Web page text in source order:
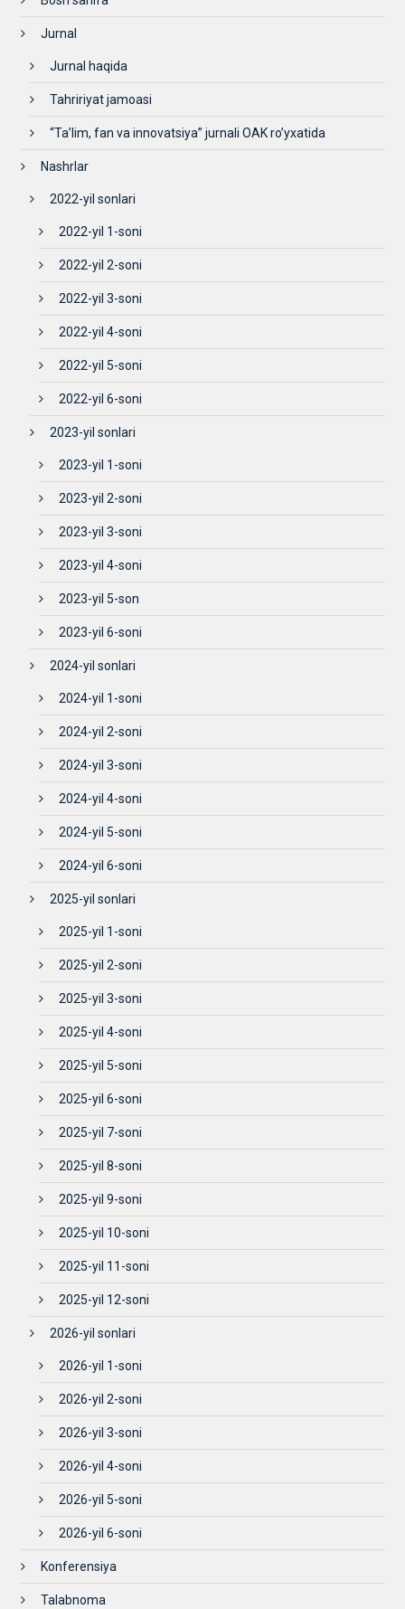
Jurnal
Jurnal haqida
Tahririyat jamoasi
“Ta’lim, fan va innovatsiya” jurnali OAK ro’yxatida
Nashrlar
2022-yil sonlari
2022-yil 1-soni
2022-yil 2-soni
2022-yil 3-soni
2022-yil 4-soni
2022-yil 5-soni
2022-yil 6-soni
2023-yil sonlari
2023-yil 1-soni
2023-yil 2-soni
2023-yil 3-soni
2023-yil 4-soni
2023-yil 5-son
2023-yil 6-soni
2024-yil sonlari
2024-yil 1-soni
2024-yil 2-soni
2024-yil 3-soni
2024-yil 4-soni
2024-yil 5-soni
2024-yil 6-soni
2025-yil sonlari
2025-yil 1-soni
2025-yil 2-soni
2025-yil 3-soni
2025-yil 4-soni
2025-yil 5-soni
2025-yil 6-soni
2025-yil 7-soni
2025-yil 8-soni
2025-yil 9-soni
2025-yil 10-soni
2025-yil 11-soni
2025-yil 12-soni
2026-yil sonlari
2026-yil 1-soni
2026-yil 2-soni
2026-yil 3-soni
2026-yil 4-soni
2026-yil 5-soni
2026-yil 6-soni
Konferensiya
Talabnoma